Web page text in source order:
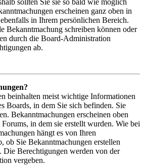
erscheinen ganz oben in
in Ihrem persönlichen Bereich.
Bekanntmachung schreiben können oder
durch die Board-Administration
ab.
beinhalten meist wichtige Informationen
Boards, in dem Sie sich befinden. Sie
Bekanntmachungen erscheinen oben
Forums, in dem sie erstellt wurden. Wie bei
hängt es von Ihren
ob Sie Bekanntmachungen erstellen
Die Berechtigungen werden von der
vergeben.